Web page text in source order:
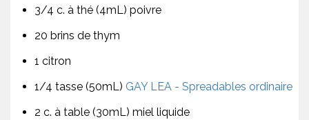
3/4 c. à thé (4mL) poivre
20 brins de thym
1 citron
1/4 tasse (50mL) GAY LEA - Spreadables ordinaire
2 c. à table (30mL) miel liquide